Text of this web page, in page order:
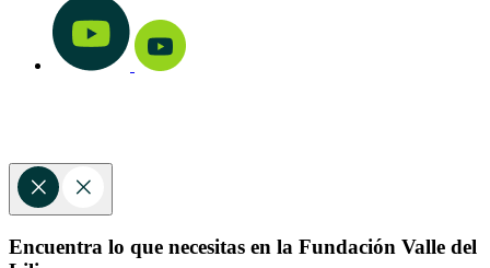
Encuentra lo que necesitas en la Fundación Valle del